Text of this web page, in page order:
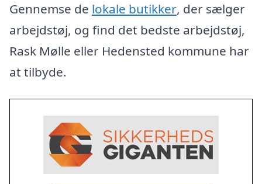
Gennemse de lokale butikker, der sælger
arbejdstøj, og find det bedste arbejdstøj,
Rask Mølle eller Hedensted kommune har
at tilbyde.